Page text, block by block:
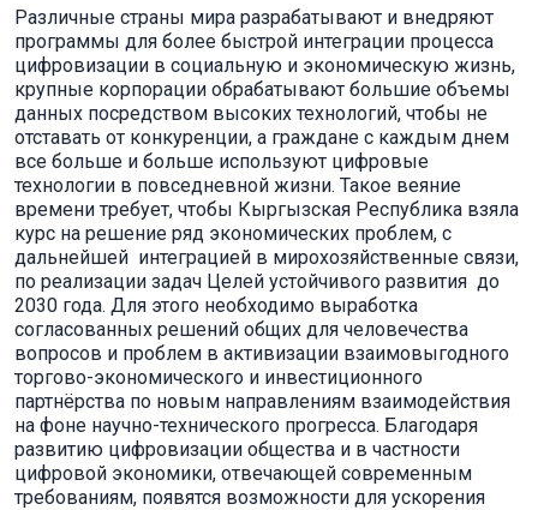
Различные страны мира разрабатывают и внедряют
программы для более быстрой интеграции процесса
цифровизации в социальную и экономическую жизнь,
крупные корпорации обрабатывают большие объемы
данных посредством высоких технологий, чтобы не
отставать от конкуренции, а граждане с каждым днем
все больше и больше используют цифровые
технологии в повседневной жизни. Такое веяние
времени требует, чтобы Кыргызская Республика взяла
курс на решение ряд экономических проблем, с
дальнейшей интеграцией в мирохозяйственные связи,
по реализации задач Целей устойчивого развития до
2030 года. Для этого необходимо выработка
согласованных решений общих для человечества
вопросов и проблем в активизации взаимовыгодного
торгово-экономического и инвестиционного
партнёрства по новым направлениям взаимодействия
на фоне научно-технического прогресса. Благодаря
развитию цифровизации общества и в частности
цифровой экономики, отвечающей современным
требованиям, появятся возможности для ускорения